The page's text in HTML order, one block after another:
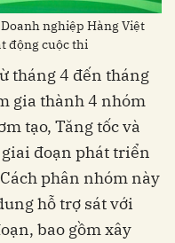
nghiệp Hàng Việt
động cuộc thi
tháng 4 đến tháng
gia thành 4 nhóm
tạo, Tăng tốc và
đoạn phát triển
phân nhóm này
hỗ trợ sát với
bao gồm xây